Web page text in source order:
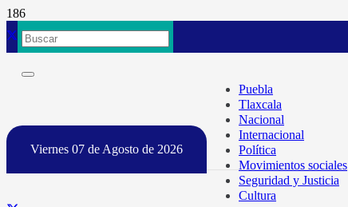
Viernes 07 de Agosto de 2026
Puebla
Tlaxcala
Nacional
Internacional
Política
Movimientos sociales
Seguridad y Justicia
Cultura